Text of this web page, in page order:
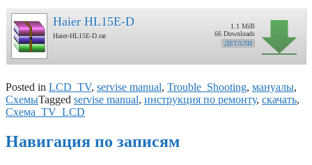
Haier HL15E-D
Haier-HL15E-D.rar
1.1 MiB
66 Downloads
ДЕТАЛИ
Posted in LCD_TV, servise manual, Trouble_Shooting, мануалы,
СхемыTagged servise manual, инструкция по ремонту, скачать,
Схема_TV_LCD
Навигация по записям